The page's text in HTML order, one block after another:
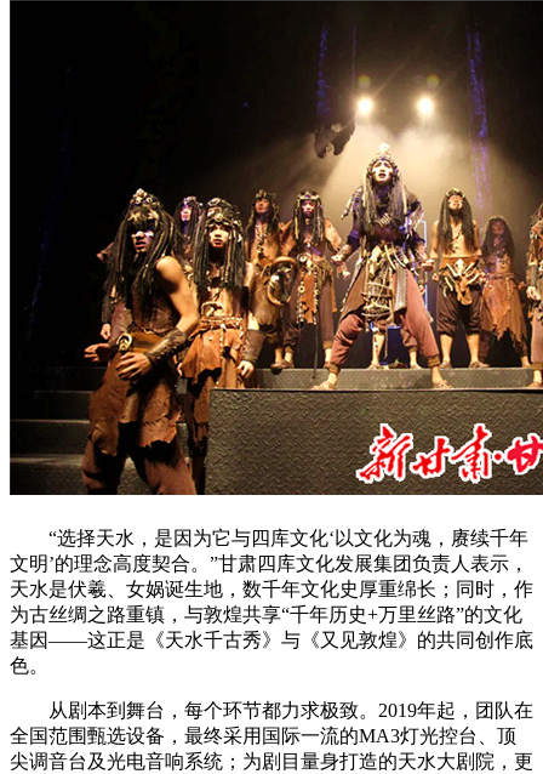
“选择天水，是因为它与四库文化‘以文化为魂，赓续千年
文明’的理念高度契合。”甘肃四库文化发展集团负责人表示，
天水是伏羲、女娲诞生地，数千年文化史厚重绵长；同时，作
为古丝绸之路重镇，与敦煌共享“千年历史+万里丝路”的文化
基因——这正是《天水千古秀》与《又见敦煌》的共同创作底
色。
从剧本到舞台，每个环节都力求极致。2019年起，团队在
全国范围甄选设备，最终采用国际一流的MA3灯光控台、顶
尖调音台及光电音响系统；为剧目量身打造的天水大剧院，更